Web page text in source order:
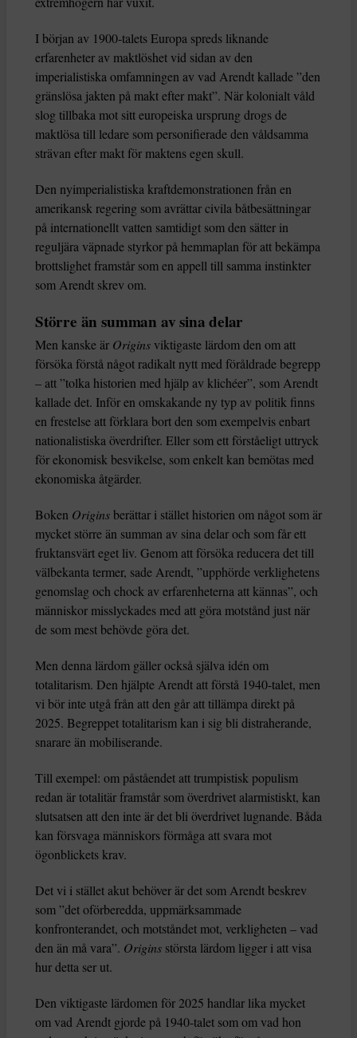
I början av 1900-talets Europa spreds liknande
erfarenheter av maktlöshet vid sidan av den
imperialistiska omfamningen av vad Arendt kallade ”den
gränslösa jakten på makt efter makt”. När kolonialt våld
slog tillbaka mot sitt europeiska ursprung drogs de
maktlösa till ledare som personifierade den våldsamma
strävan efter makt för maktens egen skull.
Den nyimperialistiska kraftdemonstrationen från en
amerikansk regering som avrättar civila båtbesättningar
på internationellt vatten samtidigt som den sätter in
reguljära väpnade styrkor på hemmaplan för att bekämpa
brottslighet framstår som en appell till samma instinkter
som Arendt skrev om.
Större än summan av sina delar
Men kanske är Origins viktigaste lärdom den om att
försöka förstå något radikalt nytt med föråldrade begrepp
– att ”tolka historien med hjälp av klichéer”, som Arendt
kallade det. Inför en omskakande ny typ av politik finns
en frestelse att förklara bort den som exempelvis enbart
nationalistiska överdrifter. Eller som ett förståeligt uttryck
för ekonomisk besvikelse, som enkelt kan bemötas med
ekonomiska åtgärder.
Boken Originsberättar i stället historien om något som är
mycket större än summan av sina delar och som får ett
fruktansvärt eget liv. Genom att försöka reducera det till
välbekanta termer, sade Arendt, ”upphörde verklighetens
genomslag och chock av erfarenheterna att kännas”, och
människor misslyckades med att göra motstånd just när
de som mest behövde göra det.
Men denna lärdom gäller också själva idén om
totalitarism. Den hjälpte Arendt att förstå 1940-talet, men
vi bör inte utgå från att den går att tillämpa direkt på
2025. Begreppet totalitarism kan i sig bli distraherande,
snarare än mobiliserande.
Till exempel: om påståendet att trumpistisk populism
redan är totalitär framstår som överdrivet alarmistiskt, kan
slutsatsen att den inte är det bli överdrivet lugnande. Båda
kan försvaga människors förmåga att svara mot
ögonblickets krav.
Det vi i stället akut behöver är det som Arendt beskrev
som ”det oförberedda, uppmärksammade
konfronterandet, och motståndet mot, verkligheten – vad
den än må vara”. Origins största lärdom ligger i att visa
hur detta ser ut.
Den viktigaste lärdomen för 2025 handlar lika mycket
om vad Arendt gjorde på 1940-talet som om vad hon